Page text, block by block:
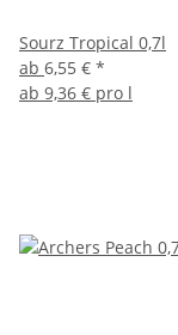
Sourz Tropical 0,7l
ab 6,55 € *
ab 9,36 € pro l